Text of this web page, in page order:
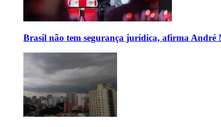
Brasil não tem segurança jurídica, afirma André